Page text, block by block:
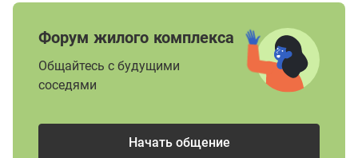
Форум жилого комплекса
Общайтесь с будущими
соседями
Начать общение